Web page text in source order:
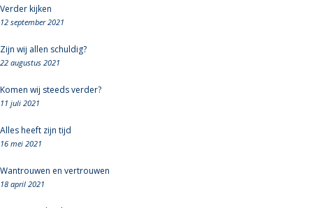
Verder kijken
12 september 2021
Zijn wij allen schuldig?
22 augustus 2021
Komen wij steeds verder?
11 juli 2021
Alles heeft zijn tijd
16 mei 2021
Wantrouwen en vertrouwen
18 april 2021